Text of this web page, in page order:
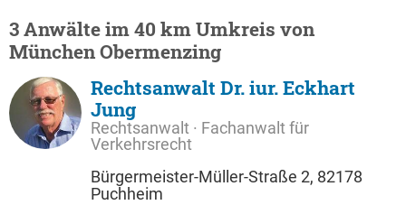
3 Anwälte im 40 km Umkreis von
München Obermenzing
Rechtsanwalt Dr. iur. Eckhart
Jung
Rechtsanwalt · Fachanwalt für
Verkehrsrecht
Bürgermeister-Müller-Straße 2, 82178
Puchheim